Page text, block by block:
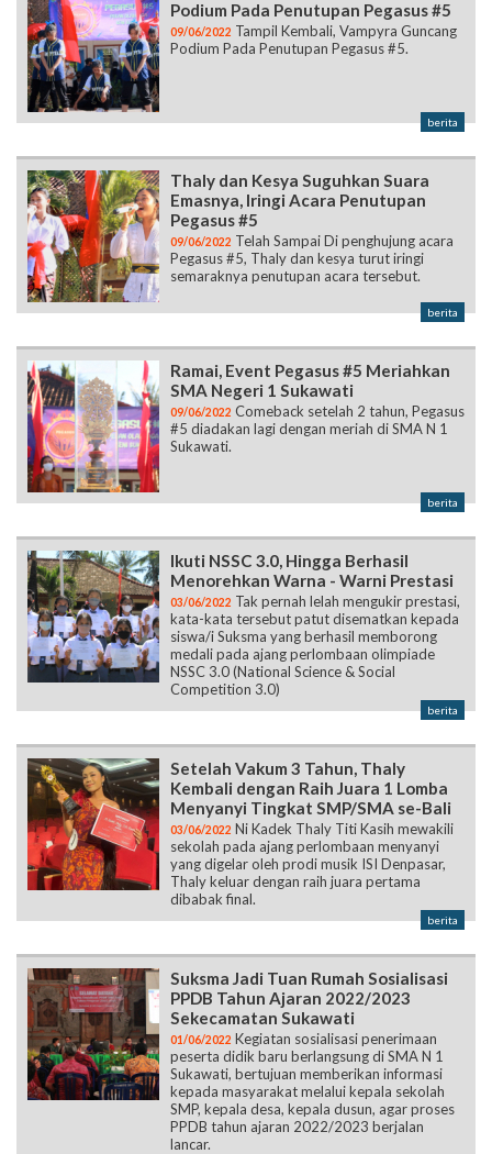
Podium Pada Penutupan Pegasus #5
09/06/2022 Tampil Kembali, Vampyra Guncang
Podium Pada Penutupan Pegasus #5.
berita
Thaly dan Kesya Suguhkan Suara
Emasnya, Iringi Acara Penutupan
Pegasus #5
09/06/2022 Telah Sampai Di penghujung acara
Pegasus #5, Thaly dan kesya turut iringi
semaraknya penutupan acara tersebut.
berita
Ramai, Event Pegasus #5 Meriahkan
SMA Negeri 1 Sukawati
09/06/2022 Comeback setelah 2 tahun, Pegasus
#5 diadakan lagi dengan meriah di SMA N 1
Sukawati.
berita
Ikuti NSSC 3.0, Hingga Berhasil
Menorehkan Warna - Warni Prestasi
03/06/2022 Tak pernah lelah mengukir prestasi,
kata-kata tersebut patut disematkan kepada
siswa/i Suksma yang berhasil memborong
medali pada ajang perlombaan olimpiade
NSSC 3.0 (National Science & Social
Competition 3.0)
berita
Setelah Vakum 3 Tahun, Thaly
Kembali dengan Raih Juara 1 Lomba
Menyanyi Tingkat SMP/SMA se-Bali
03/06/2022 Ni Kadek Thaly Titi Kasih mewakili
sekolah pada ajang perlombaan menyanyi
yang digelar oleh prodi musik ISI Denpasar,
Thaly keluar dengan raih juara pertama
dibabak final.
berita
Suksma Jadi Tuan Rumah Sosialisasi
PPDB Tahun Ajaran 2022/2023
Sekecamatan Sukawati
01/06/2022 Kegiatan sosialisasi penerimaan
peserta didik baru berlangsung di SMA N 1
Sukawati, bertujuan memberikan informasi
kepada masyarakat melalui kepala sekolah
SMP, kepala desa, kepala dusun, agar proses
PPDB tahun ajaran 2022/2023 berjalan
lancar.